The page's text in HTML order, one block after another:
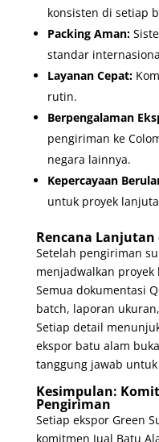
konsisten di setiap
Packing Aman:
standar
Layanan Cepat:
rutin.
Berpengalaman
pengiriman ke
negara lainnya.
Kepercayaan
untuk proyek
Rencana
Setelah pengiriman
menjadwalkan
Semua dokumentasi
batch, laporan
Setiap detail
ekspor batu alam
tanggung jawab
Kesimpulan:
Pengiriman
Setiap ekspor Green
komitmen Jual Batu